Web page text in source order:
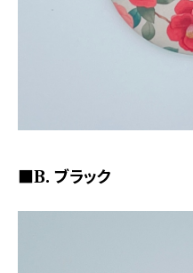
■B. ブラック